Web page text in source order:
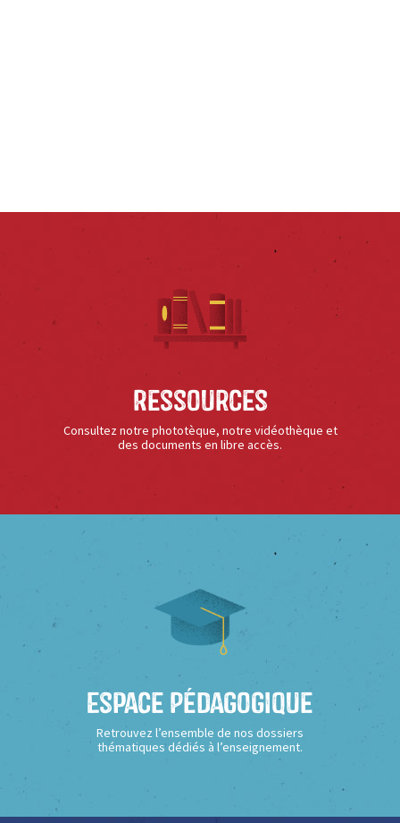
Ressources
Consultez notre phototèque, notre vidéothèque et
des documents en libre accès.
Espace Pédagogique
Retrouvez l’ensemble de nos dossiers
thématiques dédiés à l’enseignement.